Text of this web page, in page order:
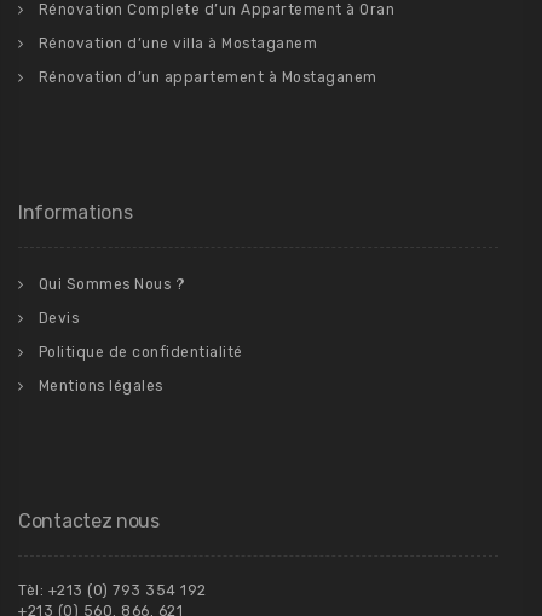
Rénovation Complete d’un Appartement à Oran
Rénovation d’une villa à Mostaganem
Rénovation d’un appartement à Mostaganem
Informations
Qui Sommes Nous ?
Devis
Politique de confidentialité
Mentions légales
Contactez nous
Tèl: +213 (0) 793 354 192
+213 (0) 560. 866. 621